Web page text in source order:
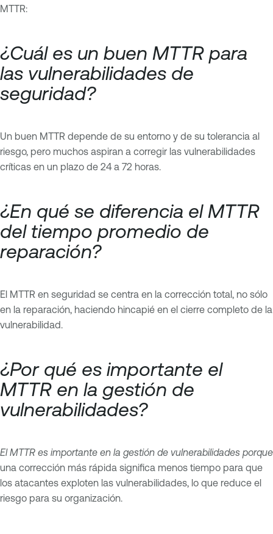
MTTR:
¿Cuál es un buen MTTR para
las vulnerabilidades de
seguridad?
Un buen MTTR depende de su entorno y de su tolerancia al
riesgo, pero muchos aspiran a corregir las vulnerabilidades
críticas en un plazo de 24 a 72 horas.
¿En qué se diferencia el MTTR
del tiempo promedio de
reparación?
El MTTR en seguridad se centra en la corrección total, no sólo
en la reparación, haciendo hincapié en el cierre completo de la
vulnerabilidad.
¿Por qué es importante el
MTTR en la gestión de
vulnerabilidades?
El MTTR es importante en la gestión de vulnerabilidades porque
una corrección más rápida significa menos tiempo para que
los atacantes exploten las vulnerabilidades, lo que reduce el
riesgo para su organización.